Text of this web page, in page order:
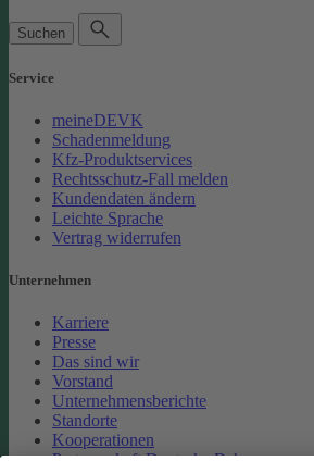
Suchen
Service
meineDEVK
Schadenmeldung
Kfz-Produktservices
Rechtsschutz-Fall melden
Kundendaten ändern
Leichte Sprache
Vertrag widerrufen
Unternehmen
Karriere
Presse
Das sind wir
Vorstand
Unternehmensberichte
Standorte
Kooperationen